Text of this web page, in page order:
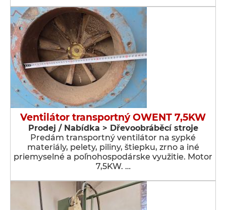
Ventilátor transportný OWENT 7,5KW
Prodej / Nabídka > Dřevoobráběcí stroje
Predám transportný ventilátor na sypké
materiály, pelety, piliny, štiepku, zrno a iné
priemyselné a poľnohospodárske využitie. Motor
7,5KW. …